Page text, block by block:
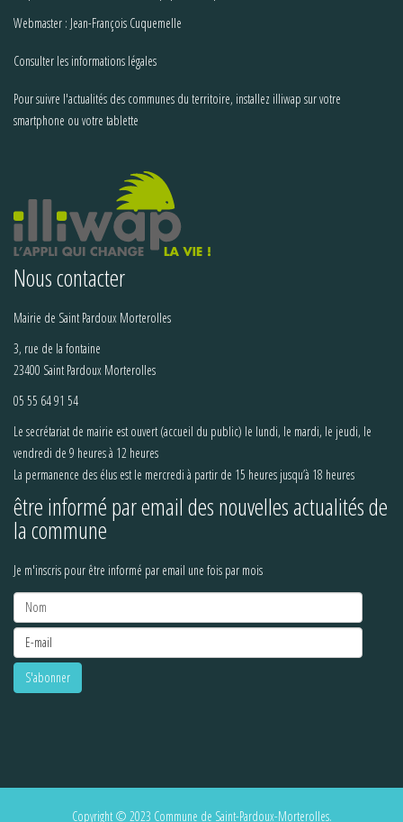
Webmaster : Jean-François Cuquemelle
Consulter les informations légales
Pour suivre l'actualités des communes du territoire, installez illiwap sur votre
smartphone ou votre tablette
Nous contacter
Mairie de Saint Pardoux Morterolles
3, rue de la fontaine
23400 Saint Pardoux Morterolles
05 55 64 91 54
Le secrétariat de mairie est ouvert (accueil du public) le lundi, le mardi, le jeudi, le
vendredi de 9 heures à 12 heures
La permanence des élus est le mercredi à partir de 15 heures jusqu’à 18 heures
être informé par email des nouvelles actualités de
la commune
Je m'inscris pour être informé par email une fois par mois
Copyright © 2023 Commune de Saint-Pardoux-Morterolles.